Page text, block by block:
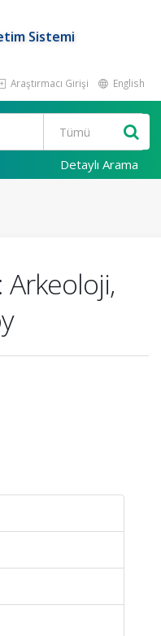
Sistemi
Araştırmacı Girişi English
Detaylı Arama
Arkeoloji,